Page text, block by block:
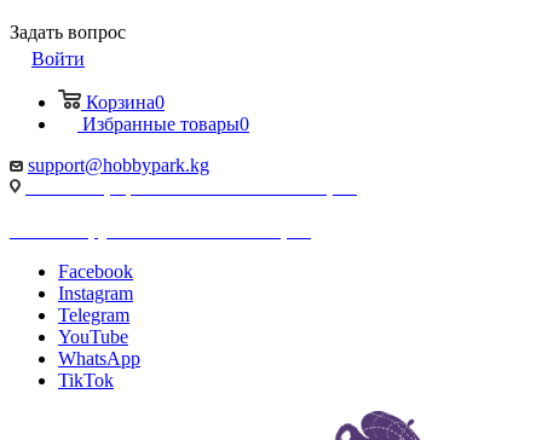
Задать вопрос
Войти
Корзина0
Избранные товары0
support@hobbypark.kg
Facebook
Instagram
Telegram
YouTube
WhatsApp
TikTok